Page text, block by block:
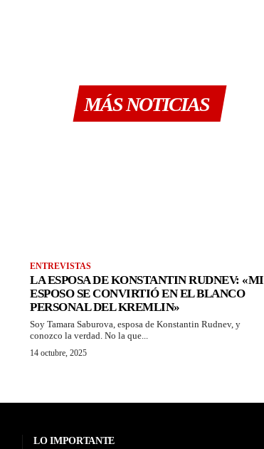
MÁS NOTICIAS
ENTREVISTAS
LA ESPOSA DE KONSTANTIN RUDNEV: «MI
ESPOSO SE CONVIRTIÓ EN EL BLANCO
PERSONAL DEL KREMLIN»
Soy Tamara Saburova, esposa de Konstantin Rudnev, y
conozco la verdad. No la que...
14 octubre, 2025
LO IMPORTANTE